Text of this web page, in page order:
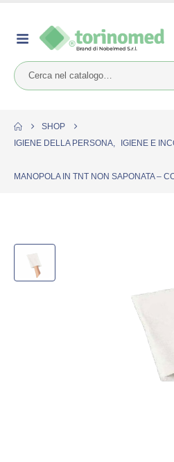
SHOP
IGIENE DELLA PERSONA, IGIENE E
MANOPOLA IN TNT NON SAPONATA –